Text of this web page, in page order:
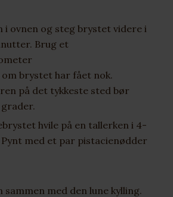
i ovnen og steg brystet videre i
Brug et
brystet har fået nok.
på det tykkeste sted bør
hvile på en tallerken i 4-
med et par pistacienødder
sammen med den lune kylling.